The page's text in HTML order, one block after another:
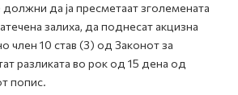
да ја пресметаат зголемената
залиха, да поднесат акцизна
член 10 став (3) од Законот за
разликата во рок од 15 дена од
попис.